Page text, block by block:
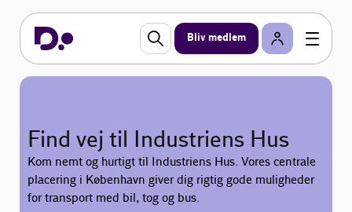
Bliv medlem
Find vej til Industriens Hus
Kom nemt og hurtigt til Industriens Hus. Vores centrale
placering i København giver dig rigtig gode muligheder
for transport med bil, tog og bus.